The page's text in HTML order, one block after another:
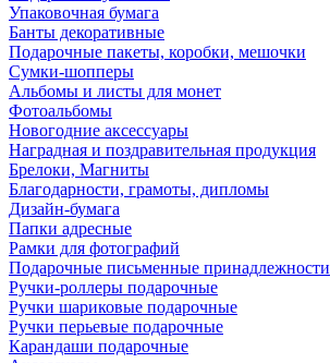
Упаковочная бумага
Банты декоративные
Подарочные пакеты, коробки, мешочки
Сумки-шопперы
Альбомы и листы для монет
Фотоальбомы
Новогодние аксессуары
Наградная и поздравительная продукция
Брелоки, Магниты
Благодарности, грамоты, дипломы
Дизайн-бумага
Папки адресные
Рамки для фотографий
Подарочные письменные принадлежности
Ручки-роллеры подарочные
Ручки шариковые подарочные
Ручки перьевые подарочные
Карандаши подарочные